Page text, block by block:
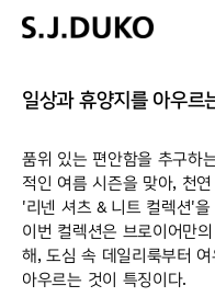
일상과 휴양지를 아우르
품위 있는 편안함을 추구하
적인 여름 시즌을 맞아, 천
'리넨 셔츠 & 니트 컬렉션'을
이번 컬렉션은 브로이어만
해, 도심 속 데일리룩부터
아우르는 것이 특징이다.